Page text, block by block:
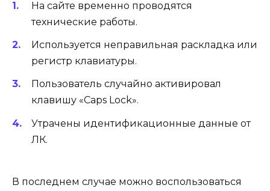
На сайте временно проводятся
технические работы.
Используется неправильная раскладка или
регистр клавиатуры.
Пользователь случайно активировал
клавишу «Caps Lock».
Утрачены идентификационные данные от
ЛК.
В последнем случае можно воспользоваться